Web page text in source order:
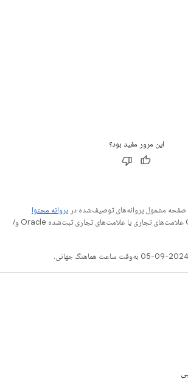
این مرور مفید بود؟
صفحه مشمول پروانه‌های توصیف‌شده در پروانه محتوا
هستند. جاوا و OpenJDK علامت‌های تجاری یا علامت‌های تجاری ثبت‌شده Oracle و/